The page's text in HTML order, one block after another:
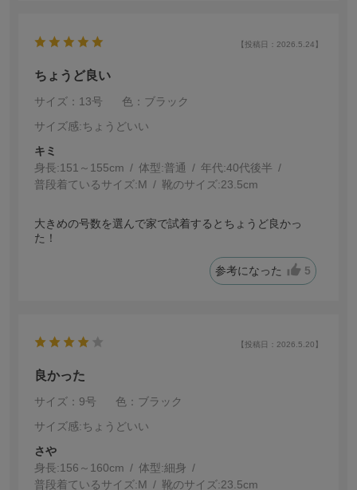
【投稿日：2026.5.24】
ちょうど良い
サイズ：13号
色：ブラック
サイズ感:ちょうどいい
キミ
身長:151～155cm 体型:普通 年代:40代後半
普段着ているサイズ:M 靴のサイズ:23.5cm
大きめの号数を選んで家で試着するとちょうど良かっ
た！
参考になった 5
【投稿日：2026.5.20】
良かった
サイズ：9号
色：ブラック
サイズ感:ちょうどいい
さ
身長:156～160cm 体型:細身
普段着ているサイズ:M 靴のサイズ:23.5cm